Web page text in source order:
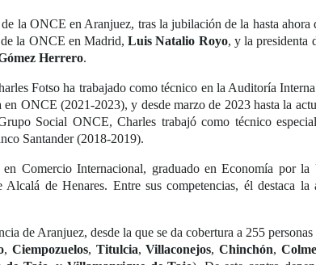
la ONCE en Aranjuez, tras la jubilación de la hasta
de la ONCE en Madrid,Luis Natalio Royo, y la presidenta
Herrero.
Fotso ha trabajado como técnico en la Auditoría
ONCE (2021-2023), y desde marzo de 2023 hasta la
Social ONCE, Charles trabajó como técnico
Santander (2018-2019).
Comercio Internacional, graduado en Economía por
de Henares. Entre sus competencias, él destaca
de Aranjuez, desde la que se da cobertura a 255
, Ciempozuelos, Titulcia,Villaconejos,Chinchón,